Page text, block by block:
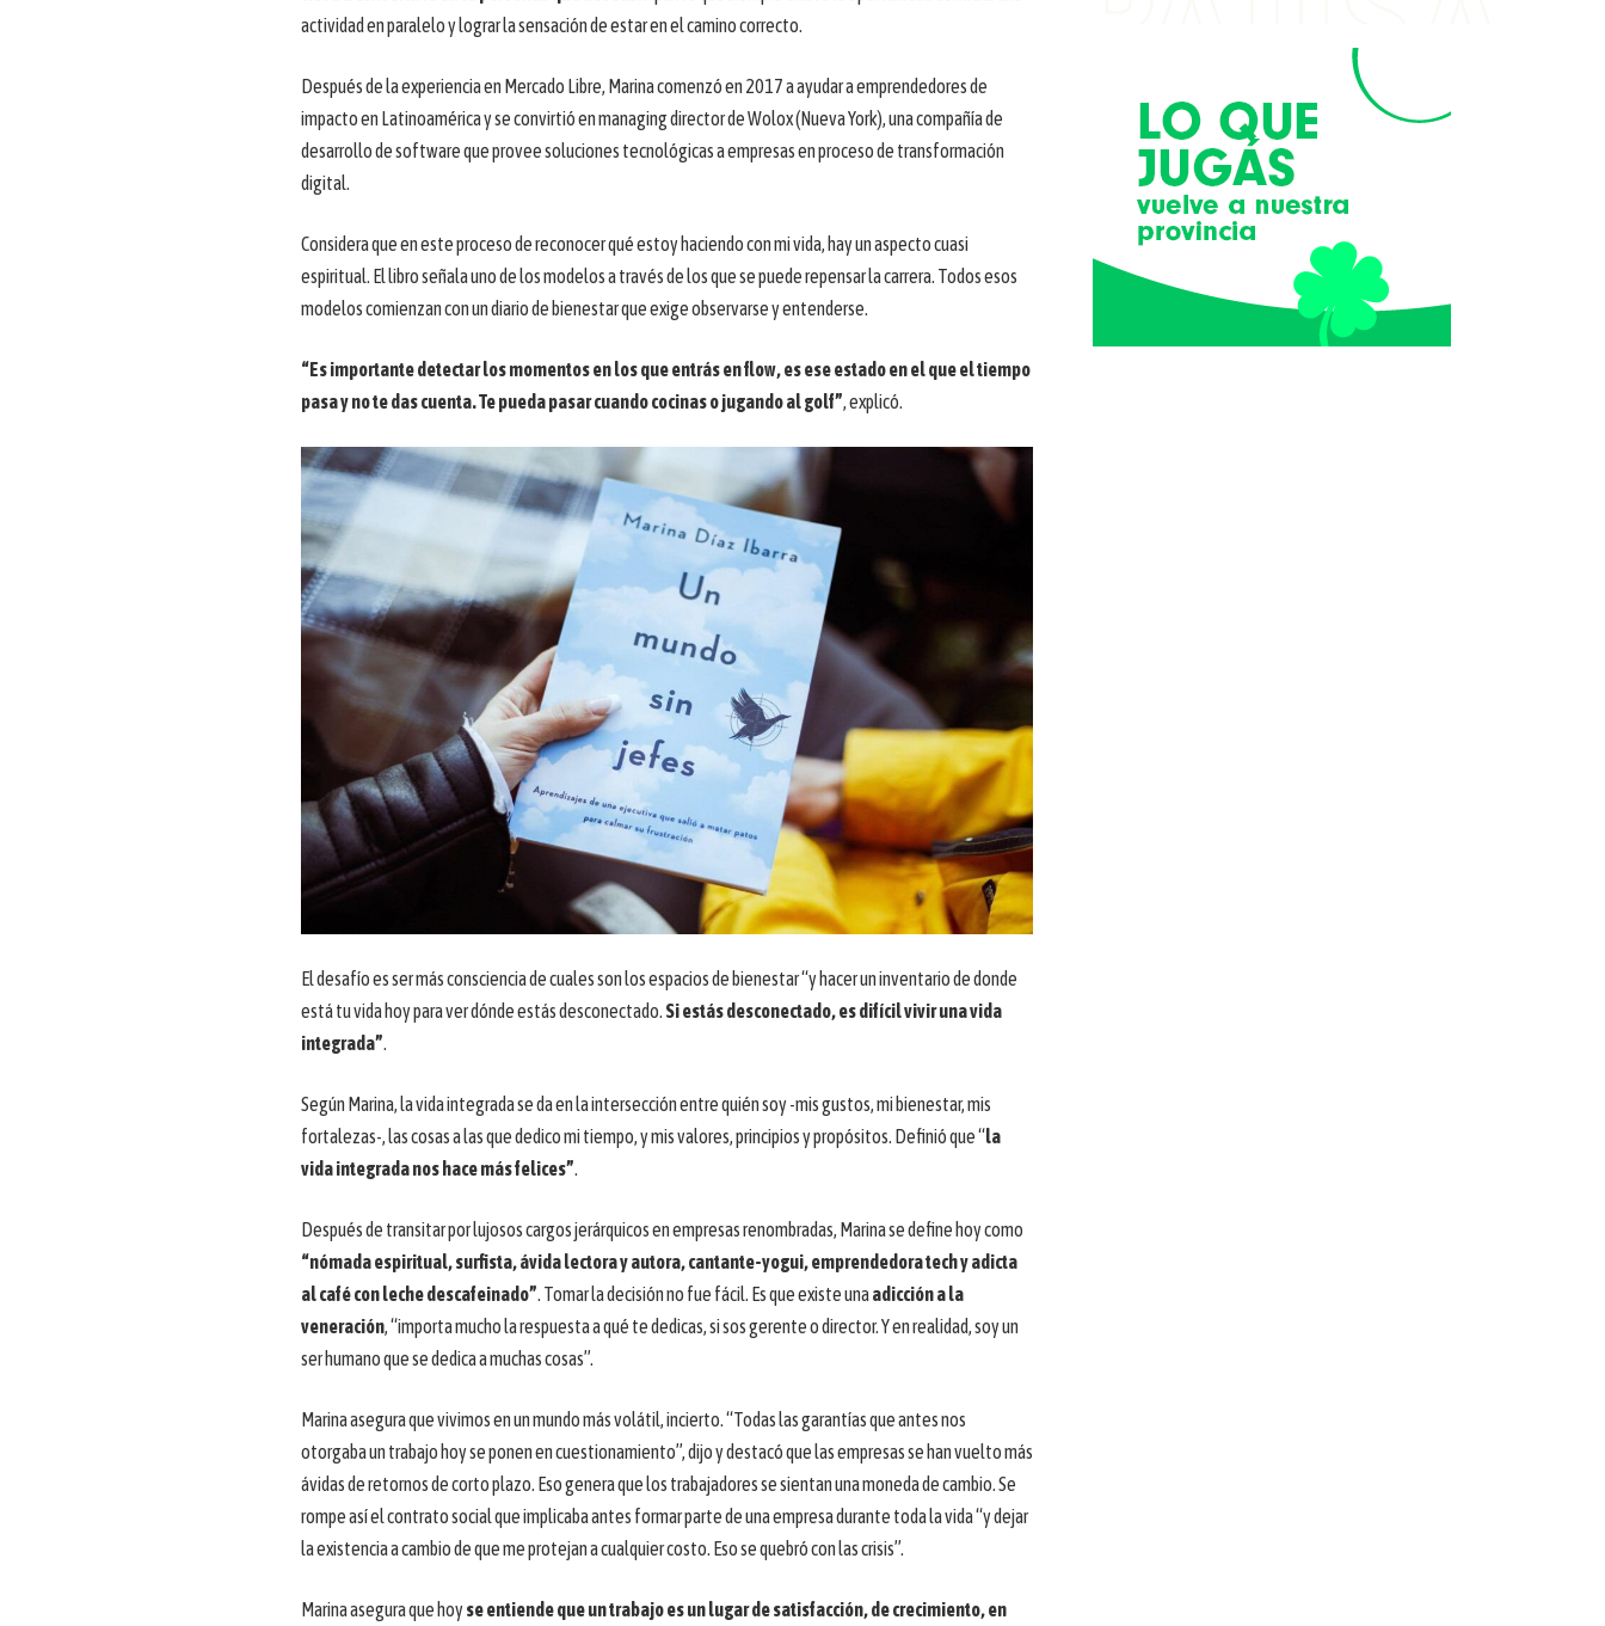
actividad en paralelo y lograr la sensación de estar en el camino correcto.
Después de la experiencia en Mercado Libre, Marina comenzó en 2017 a ayudar a emprendedores de
impacto en Latinoamérica y se convirtió en managing director de Wolox (Nueva York), una compañía de
desarrollo de software que provee soluciones tecnológicas a empresas en proceso de transformación
digital.
Considera que en este proceso de reconocer qué estoy haciendo con mi vida, hay un aspecto cuasi
espiritual. El libro señala uno de los modelos a través de los que se puede repensar la carrera. Todos esos
modelos comienzan con un diario de bienestar que exige observarse y entenderse.
“Es importante detectar los momentos en los que entrás en flow, es ese estado en el que el tiempo
pasa y no te das cuenta. Te pueda pasar cuando cocinas o jugando al golf”, explicó.
El desafío es ser más consciencia de cuales son los espacios de bienestar “y hacer un inventario de donde
está tu vida hoy para ver dónde estás desconectado. Si estás desconectado, es difícil vivir una vida
integrada”.
Según Marina, la vida integrada se da en la intersección entre quién soy -mis gustos, mi bienestar, mis
fortalezas-, las cosas a las que dedico mi tiempo, y mis valores, principios y propósitos. Definió que “la
vida integrada nos hace más felices”.
Después de transitar por lujosos cargos jerárquicos en empresas renombradas, Marina se define hoy como
“nómada espiritual, surfista, ávida lectora y autora, cantante-yogui, emprendedora tech y adicta
al café con leche descafeinado”. Tomar la decisión no fue fácil. Es que existe unaadicción a la
veneración, “importa mucho la respuesta a qué te dedicas, si sos gerente o director. Y en realidad, soy un
ser humano que se dedica a muchas cosas”.
Marina asegura que vivimos en un mundo más volátil, incierto. “Todas las garantías que antes nos
otorgaba un trabajo hoy se ponen en cuestionamiento”, dijo y destacó que las empresas se han vuelto más
ávidas de retornos de corto plazo. Eso genera que los trabajadores se sientan una moneda de cambio. Se
rompe así el contrato social que implicaba antes formar parte de una empresa durante toda la vida “y dejar
la existencia a cambio de que me protejan a cualquier costo. Eso se quebró con las crisis”.
Marina asegura que hoyse entiende que un trabajo es un lugar de satisfacción, de crecimiento, en